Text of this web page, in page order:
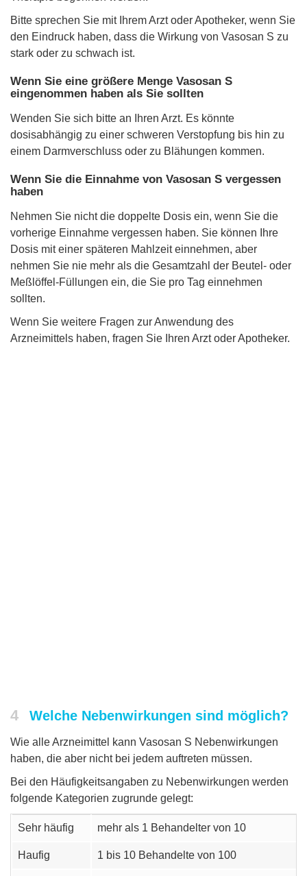
Bitte sprechen Sie mit Ihrem Arzt oder Apotheker, wenn Sie
den Eindruck haben, dass die Wirkung von Vasosan S zu
stark oder zu schwach ist.
Wenn Sie eine größere Menge Vasosan S
eingenommen haben als Sie sollten
Wenden Sie sich bitte an Ihren Arzt. Es könnte
dosisabhängig zu einer schweren Verstopfung bis hin zu
einem Darmverschluss oder zu Blähungen kommen.
Wenn Sie die Einnahme von Vasosan S vergessen
haben
Nehmen Sie nicht die doppelte Dosis ein, wenn Sie die
vorherige Einnahme vergessen haben. Sie können Ihre
Dosis mit einer späteren Mahlzeit einnehmen, aber
nehmen Sie nie mehr als die Gesamtzahl der Beutel- oder
Meßlöffel-Füllungen ein, die Sie pro Tag einnehmen
sollten.
Wenn Sie weitere Fragen zur Anwendung des
Arzneimittels haben, fragen Sie Ihren Arzt oder Apotheker.
4 Welche Nebenwirkungen sind möglich?
Wie alle Arzneimittel kann Vasosan S Nebenwirkungen
haben, die aber nicht bei jedem auftreten müssen.
Bei den Häufigkeitsangaben zu Nebenwirkungen werden
folgende Kategorien zugrunde gelegt:
Sehr häufig mehr als 1 Behandelter von 10
Haufig 1 bis 10 Behandelte von 100